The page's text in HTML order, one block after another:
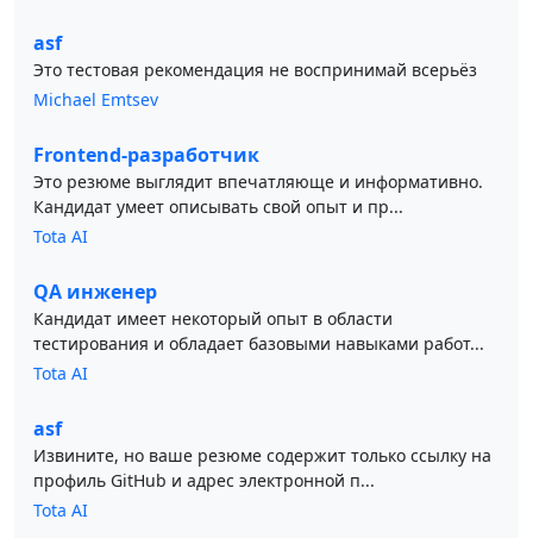
asf
Это тестовая рекомендация не воспринимай всерьёз
Michael Emtsev
Frontend-разработчик
Это резюме выглядит впечатляюще и информативно.
Кандидат умеет описывать свой опыт и пр...
Tota AI
QA инженер
Кандидат имеет некоторый опыт в области
тестирования и обладает базовыми навыками работ...
Tota AI
asf
Извините, но ваше резюме содержит только ссылку на
профиль GitHub и адрес электронной п...
Tota AI